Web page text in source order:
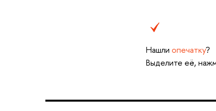
Нашли опечатку?
Выделите её,